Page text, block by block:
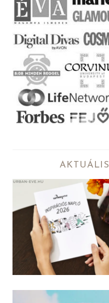
AKTUÁLIS